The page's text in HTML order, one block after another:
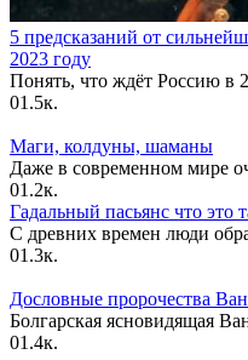
5 предсказаний от
2023 году
Понять, что ждёт Россию в
01.5к.
Маги, колдуны, шаманы
Даже в современном мире
01.2к.
Гадальный пасьянс что это
С древних времен люди
01.3к.
Дословные пророчества
Болгарская ясновидящая
01.4к.